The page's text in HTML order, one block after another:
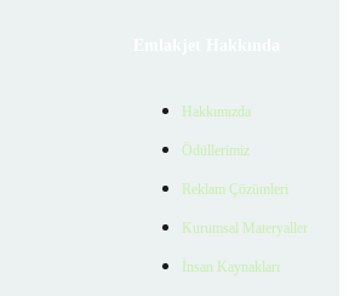
Hakkımızda
Ödüllerimiz
Reklam Çözümleri
Kurumsal Materyaller
İnsan Kaynakları